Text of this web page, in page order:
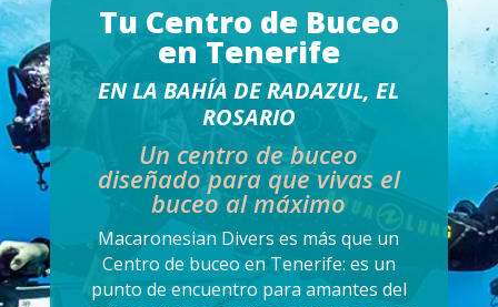
Tu Centro de Buceo
en Tenerife
EN LA BAHÍA DE RADAZUL, EL
ROSARIO
Un centro de buceo
diseñado para que vivas el
buceo al máximo
Macaronesian Divers es más que un
Centro de buceo en Tenerife: es un
punto de encuentro para amantes del